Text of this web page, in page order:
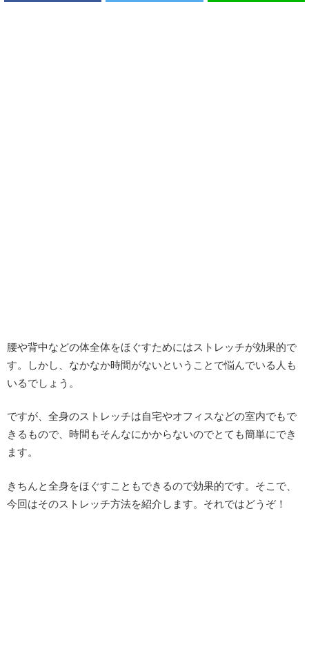
腰や背中などの体全体をほぐすためにはストレッチが効果的で
す。しかし、なかなか時間がないということで悩んでいる人も
いるでしょう。
ですが、全身のストレッチは自宅やオフィスなどの室内でもで
きるもので、時間もそんなにかからないのでとても簡単にでき
ます。
きちんと全身をほぐすこともできるので効果的です。そこで、
今回はそのストレッチ方法を紹介します。それではどうぞ！